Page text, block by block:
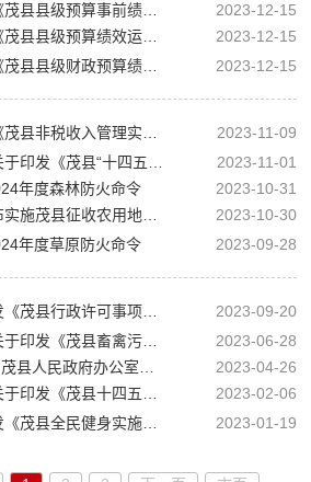
2023-12-15
2023-12-15
2023-12-15
2023-11-09
2023-11-01
年度森林防火命令
2023-10-31
2023-10-30
年度草原防火命令
2023-09-28
2023-09-20
2023-06-28
2023-04-26
2023-02-06
2023-01-19